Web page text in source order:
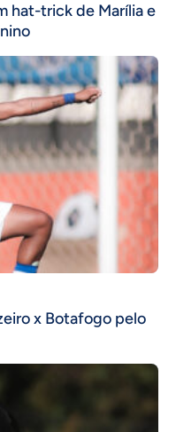
hat-trick de Marília e
x Botafogo pelo